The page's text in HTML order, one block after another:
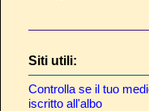
Siti utili:
Controlla se il tuo
iscritto all'albo